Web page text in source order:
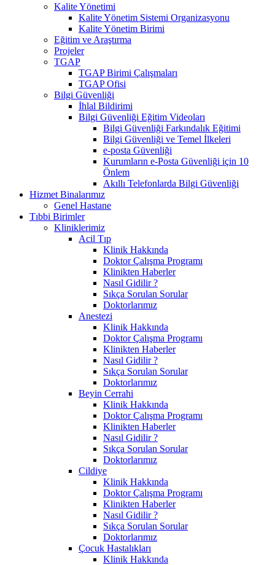
Kalite Yönetimi
Kalite Yönetim Sistemi Organizasyonu
Kalite Yönetim Birimi
Eğitim ve Araştırma
Projeler
TGAP
TGAP Birimi Çalışmaları
TGAP Ofisi
Bilgi Güvenliği
İhlal Bildirimi
Bilgi Güvenliği Eğitim Videoları
Bilgi Güvenliği Farkındalık Eğitimi
Bilgi Güvenliği ve Temel İlkeleri
e-posta Güvenliği
Kurumların e-Posta Güvenliği için 10
Önlem
Akıllı Telefonlarda Bilgi Güvenliği
Hizmet Binalarımız
Genel Hastane
Tıbbi Birimler
Kliniklerimiz
Acil Tıp
Klinik Hakkında
Doktor Çalışma Programı
Klinikten Haberler
Nasıl Gidilir ?
Sıkça Sorulan Sorular
Doktorlarımız
Anestezi
Klinik Hakkında
Doktor Çalışma Programı
Klinikten Haberler
Nasıl Gidilir ?
Sıkça Sorulan Sorular
Doktorlarımız
Beyin Cerrahi
Klinik Hakkında
Doktor Çalışma Programı
Klinikten Haberler
Nasıl Gidilir ?
Sıkça Sorulan Sorular
Doktorlarımız
Cildiye
Klinik Hakkında
Doktor Çalışma Programı
Klinikten Haberler
Nasıl Gidilir ?
Sıkça Sorulan Sorular
Doktorlarımız
Çocuk Hastalıkları
Klinik Hakkında